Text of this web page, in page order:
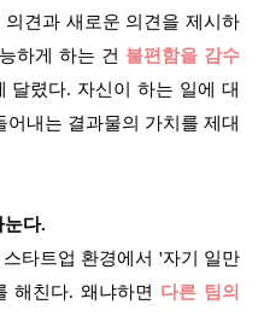
견과 새로운 의견을 제시하
하게 하는 건 불편함을 감수
달렸다. 자신이 하는 일에 대
내는 결과물의 가치를 제대
눈다.
타트업 환경에서 '자기 일만
해친다. 왜냐하면 다른 팀의